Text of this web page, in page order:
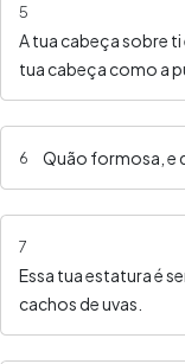
5
A tua cabeça sobre
tua cabeça como a
6 Quão formosa, e
7
Essa tua estatura é
cachos de uvas.